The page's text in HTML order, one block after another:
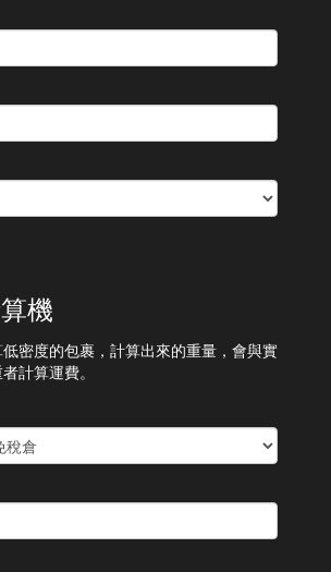
機
密度的包裹，計算出來的重量，會與實
計算運費。